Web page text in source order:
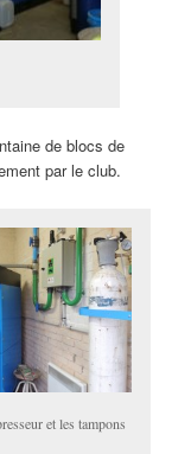
de blocs de
par le club.
et les tampons